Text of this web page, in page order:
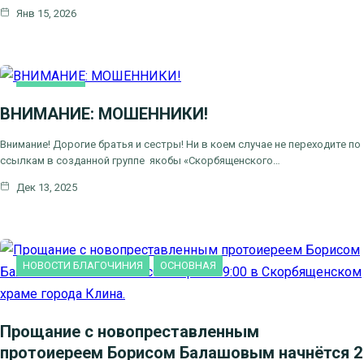
Янв 15, 2026
ВНИМАНИЕ: МОШЕННИКИ!
Внимание! Дорогие братья и сестры! Ни в коем случае не переходите по
ссылкам в созданной группе якобы «Скорбященского…
Дек 13, 2025
НОВОСТИ БЛАГОЧИНИЯ ОСНОВНАЯ
Прощание с новопреставленным
протоиереем Борисом Балашовым начнётся 2